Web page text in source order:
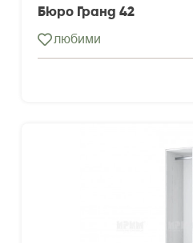
Бюро Гранд 42
любими